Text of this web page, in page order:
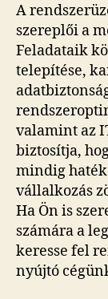
A
szereplői a
Feladataik
telepítése,
valamint az
biztosítja,
mindig
vállalkozás
Ha Ön is
számára a
keresse fel
nyújtó